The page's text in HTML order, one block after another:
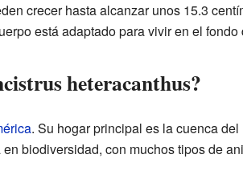
crecer hasta alcanzar unos 15.3
está adaptado para vivir en el fondo
heteracanthus?
. Su hogar principal es la cuenca del
biodiversidad, con muchos tipos de